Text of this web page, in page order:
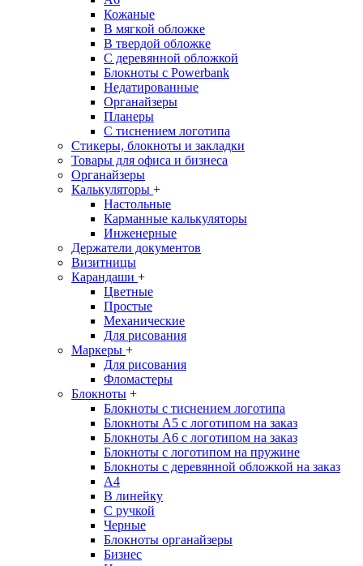
Кожаные
В мягкой обложке
В твердой обложке
С деревянной обложкой
Блокноты с Powerbank
Недатированные
Органайзеры
Планеры
С тиснением логотипа
Стикеры, блокноты и закладки
Товары для офиса и бизнеса
Органайзеры
Калькуляторы +
Настольные
Карманные калькуляторы
Инженерные
Держатели документов
Визитницы
Карандаши +
Цветные
Простые
Механические
Для рисования
Маркеры +
Для рисования
Фломастеры
Блокноты +
Блокноты с тиснением логотипа
Блокноты А5 с логотипом на заказ
Блокноты А6 с логотипом на заказ
Блокноты с логотипом на пружине
Блокноты с деревянной обложкой на заказ
A4
В линейку
С ручкой
Черные
Блокноты органайзеры
Бизнес